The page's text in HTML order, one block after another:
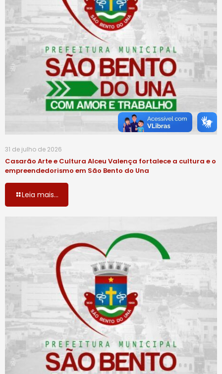
31 de julho de 2026
Casarão Arte e Cultura Alceu Valença fortalece a cultura e o
empreendedorismo em São Bento do Una
Leia mais...